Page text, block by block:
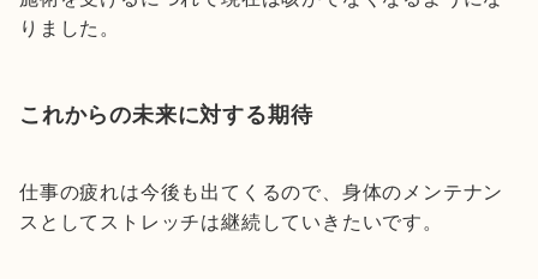
りました。
これからの未来に対する期待
仕事の疲れは今後も出てくるので、身体のメンテナン
スとしてストレッチは継続していきたいです。